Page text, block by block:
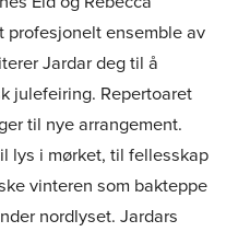
profesjonelt ensemble av
Jardar deg til å
julefeiring. Repertoaret
til nye arrangement.
lys i mørket, til fellesskap
vinteren som bakteppe
nordlyset. Jardars